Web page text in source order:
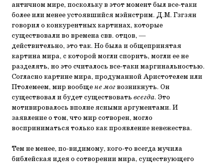
античном мире, поскольку в этот момент был все-таки
более или менее устоявшийся мэйнстрим. Д.М. Гзгзян
говорил о конкурентных картинах, которые
существовали во времена свв. отцов, —
действительно, это так. Но была и общепринятая
картина мира, с которой могли спорить, могли ее не
разделять, но это считалось все-таки маргинальностью.
Согласно картине мира, продуманной Аристотелем или
Птолемеем, мир вообщене могвозникнуть. Он
существовал и будет существовать всегда. Это
мотивировалось вполне ясными аргументами. И
заявление о том, что мир сотворен, могло
восприниматься только как проявление невежества.
Тем не менее, по-видимому, кого-то всегда мучила
библейская идея о сотворении мира, существующего